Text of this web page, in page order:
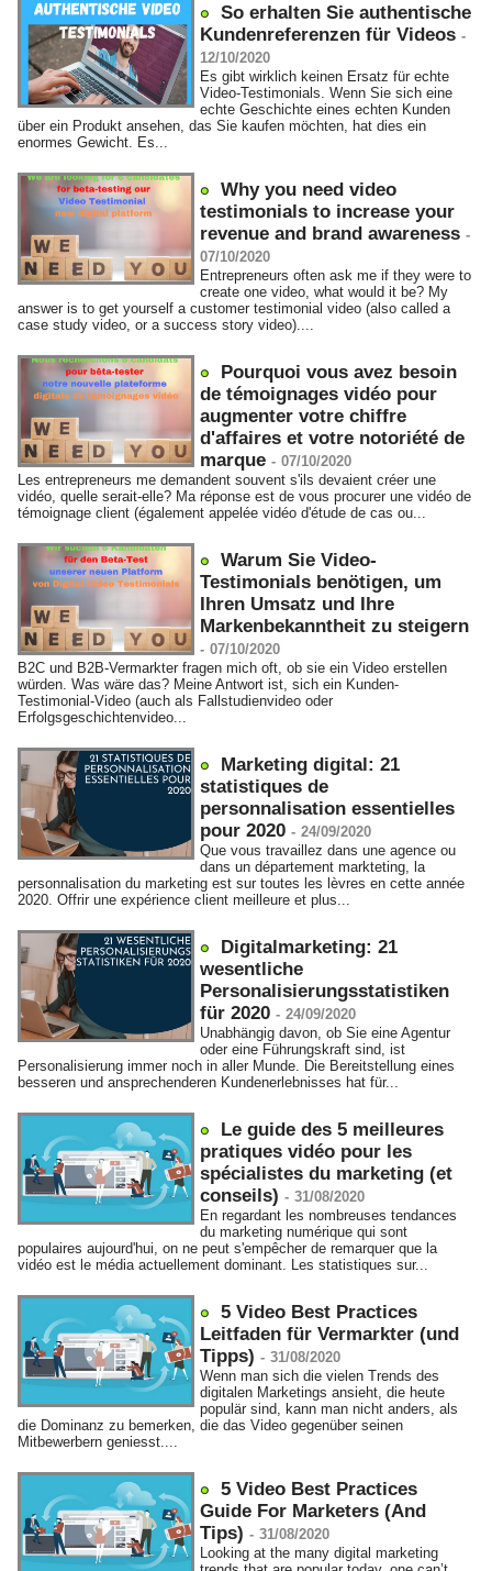
So erhalten Sie authentische
Kundenreferenzen für Videos -
12/10/2020
Es gibt wirklich keinen Ersatz für echte
Video-Testimonials. Wenn Sie sich eine
echte Geschichte eines echten Kunden
über ein Produkt ansehen, das Sie kaufen möchten, hat dies ein
enormes Gewicht. Es...
Why you need video
testimonials to increase your
revenue and brand awareness -
07/10/2020
Entrepreneurs often ask me if they were to
create one video, what would it be? My
answer is to get yourself a customer testimonial video (also called a
case study video, or a success story video)....
Pourquoi vous avez besoin
de témoignages vidéo pour
augmenter votre chiffre
d'affaires et votre notoriété de
marque - 07/10/2020
Les entrepreneurs me demandent souvent s'ils devaient créer une
vidéo, quelle serait-elle? Ma réponse est de vous procurer une vidéo de
témoignage client (également appelée vidéo d'étude de cas ou...
Warum Sie Video-
Testimonials benötigen, um
Ihren Umsatz und Ihre
Markenbekanntheit zu steigern
- 07/10/2020
B2C und B2B-Vermarkter fragen mich oft, ob sie ein Video erstellen
würden. Was wäre das? Meine Antwort ist, sich ein Kunden-
Testimonial-Video (auch als Fallstudienvideo oder
Erfolgsgeschichtenvideo...
Marketing digital: 21
statistiques de
personnalisation essentielles
pour 2020 - 24/09/2020
Que vous travaillez dans une agence ou
dans un département markteting, la
personnalisation du marketing est sur toutes les lèvres en cette année
2020. Offrir une expérience client meilleure et plus...
Digitalmarketing: 21
wesentliche
Personalisierungsstatistiken
für 2020 - 24/09/2020
Unabhängig davon, ob Sie eine Agentur
oder eine Führungskraft sind, ist
Personalisierung immer noch in aller Munde. Die Bereitstellung eines
besseren und ansprechenderen Kundenerlebnisses hat für...
Le guide des 5 meilleures
pratiques vidéo pour les
spécialistes du marketing (et
conseils) - 31/08/2020
En regardant les nombreuses tendances
du marketing numérique qui sont
populaires aujourd'hui, on ne peut s'empêcher de remarquer que la
vidéo est le média actuellement dominant. Les statistiques sur...
5 Video Best Practices
Leitfaden für Vermarkter (und
Tipps) - 31/08/2020
Wenn man sich die vielen Trends des
digitalen Marketings ansieht, die heute
populär sind, kann man nicht anders, als
die Dominanz zu bemerken, die das Video gegenüber seinen
Mitbewerbern geniesst....
5 Video Best Practices
Guide For Marketers (And
Tips) - 31/08/2020
Looking at the many digital marketing